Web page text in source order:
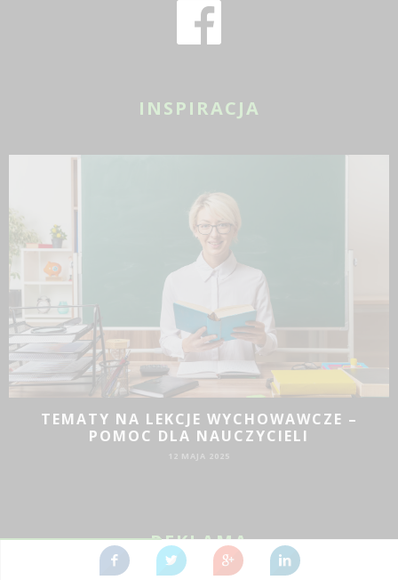
INSPIRACJA
JAKIE DZIAŁANIA PROMOCYJNE SPRAWDZĄ
REKLAMA